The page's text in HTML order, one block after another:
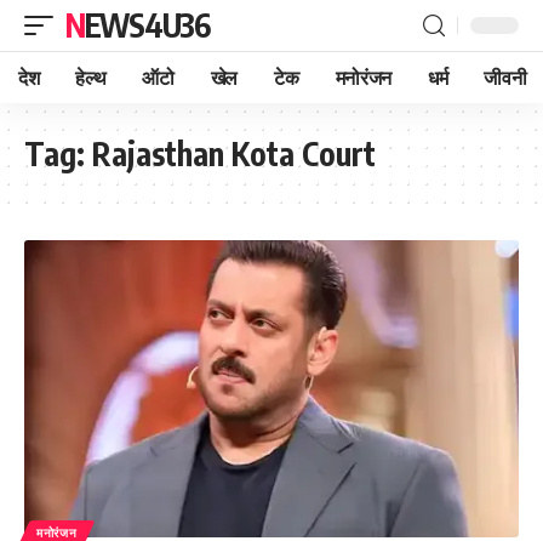
NEWS4U36
देश हेल्थ ऑटो खेल टेक मनोरंजन धर्म जीवनी
Tag: Rajasthan Kota Court
मनोरंजन